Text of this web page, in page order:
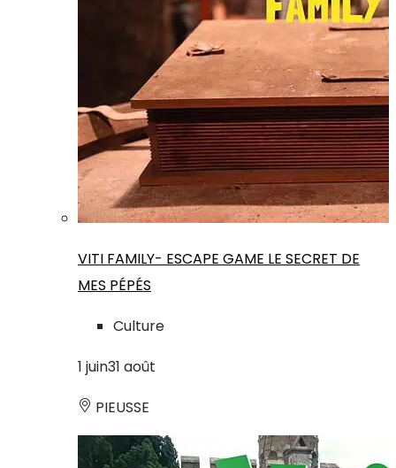
VITI FAMILY- ESCAPE GAME LE SECRET DE
MES PÉPÉS
Culture
1 juin31 août
PIEUSSE